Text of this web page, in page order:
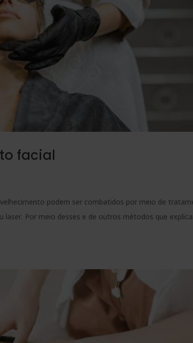
facial
podem ser combatidos por meio de
Por meio desses e de outros métodos que